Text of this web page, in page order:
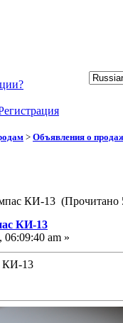
> Объявления о
КИ-13 (Прочитано
КИ-13
06:09:40 am »
КИ-13